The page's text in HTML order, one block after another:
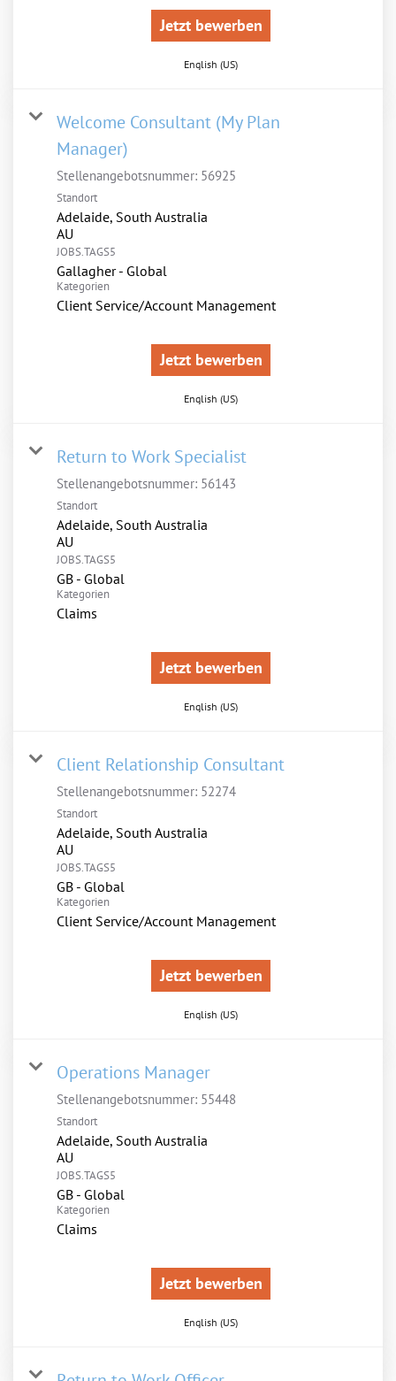
Jetzt bewerben
English (US)
Welcome Consultant (My Plan
Manager)
Stellenangebotsnummer: 56925
Standort
Adelaide, South Australia
JOBS.TAGS5
Gallagher - Global
Kategorien
Client Service/Account Management
Jetzt bewerben
English (US)
Return to Work Specialist
Stellenangebotsnummer: 56143
Standort
Adelaide, South Australia
JOBS.TAGS5
GB - Global
Kategorien
Claims
Jetzt bewerben
English (US)
Client Relationship Consultant
Stellenangebotsnummer: 52274
Standort
Adelaide, South Australia
JOBS.TAGS5
GB - Global
Kategorien
Client Service/Account Management
Jetzt bewerben
English (US)
Operations Manager
Stellenangebotsnummer: 55448
Standort
Adelaide, South Australia
JOBS.TAGS5
GB - Global
Kategorien
Claims
Jetzt bewerben
English (US)